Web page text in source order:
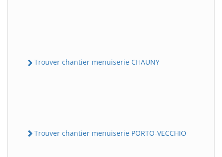
Trouver chantier menuiserie CHAUNY
Trouver chantier menuiserie PORTO-VECCHIO